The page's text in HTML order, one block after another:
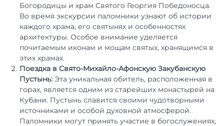
Богородицы и храм Святого Георгия Победоносца.
Во время экскурсии паломники узнают об истории
каждого храма, его святынях и особенностях
архитектуры. Особое внимание уделяется
почитаемым иконам и мощам святых, хранящимся в
этих храмах.
Поездка в Свято-Михайло-Афонскую Закубанскую
Пустынь: Эта уникальная обитель, расположенная в
горах, является одним из старейших монастырей на
Кубани. Пустынь славится своими чудотворными
источниками и особой духовной атмосферой.
Паломники могут принять участие в богослужениях,